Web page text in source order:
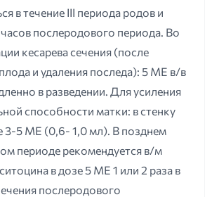
в течение III периода родов и
послеродового периода. Во
кесарева сечения (после
и удаления последа): 5 ME в/в
в разведении. Для усиления
способности матки: в стенку
3-5 ME (0,6- 1,0 мл). В позднем
периоде рекомендуется в/м
в дозе 5 МЕ 1 или 2 раза в
послеродового